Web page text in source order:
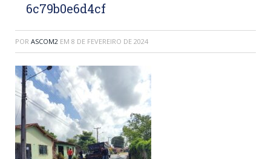
6c79b0e6d4cf
POR ASCOM2 EM 8 DE FEVEREIRO DE 2024